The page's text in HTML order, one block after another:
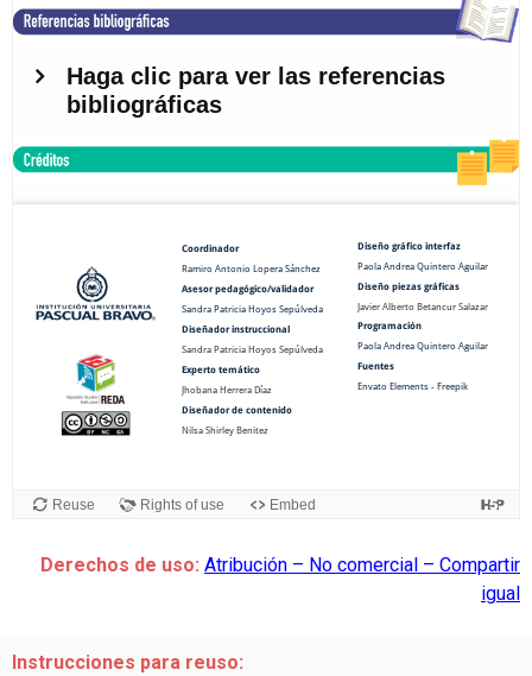
Derechos de uso: Atribución – No comercial – Compartir
igual
Instrucciones para reuso: